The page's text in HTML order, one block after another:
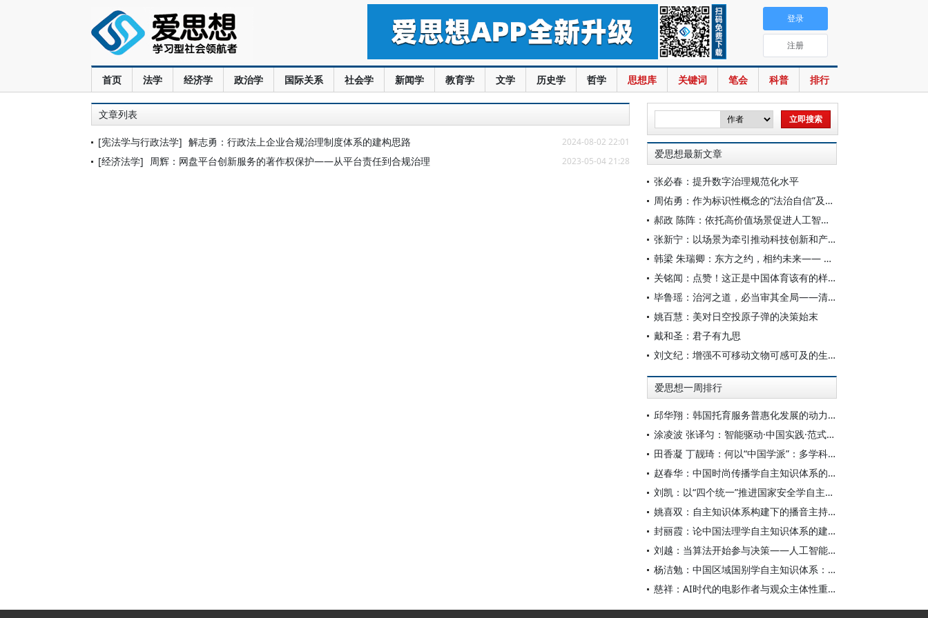
首页 法学 经济学 政治学 国际关系 社会学 新闻学 教育学 文学 历史学 哲学 思想库 关键词 笔会 科普 排行
登录
注册
文章列表
[宪法学与行政法学] 解志勇：行政法上企业合规治理制度体系的建构思路 2024-08-02 22:01
[经济法学] 周辉：网盘平台创新服务的著作权保护——从平台责任到合规治理 2023-05-04 21:28
爱思想最新文章
张必春：提升数字治理规范化水平
周佑勇：作为标识性概念的“法治自信”及其时代意蕴
郝政 陈阵：依托高价值场景促进人工智能高质量数据集建设
张新宁：以场景为牵引推动科技创新和产业创新深度融合
韩梁 朱瑞卿：东方之约，相约未来—— 中国元首外交的世界情怀与大国气派
关铭闻：点赞！这正是中国体育该有的样子
毕鲁瑶：治河之道，必当审其全局——清代靳辅的治水理念与实践
姚百慧：美对日空投原子弹的决策始末
戴和圣：君子有九思
刘文纪：增强不可移动文物可感可及的生命力
爱思想一周排行
邱华翔：韩国托育服务普惠化发展的动力机制、制度路径与政策效应
涂凌波 张译匀：智能驱动·中国实践·范式创新：“构建中国新闻传播学自主知识体系”专题研讨会综述
田香凝 丁靓琦：何以“中国学派”：多学科视野下中国特色新闻传播学建设的研究
赵春华：中国时尚传播学自主知识体系的内在逻辑与实践路径
刘凯：以“四个统一”推进国家安全学自主知识体系构建
姚喜双：自主知识体系构建下的播音主持高等专业教育研究
封丽霞：论中国法理学自主知识体系的建构
刘越：当算法开始参与决策——人工智能重塑全球治理的底层逻辑
杨洁勉：中国区域国别学自主知识体系：本原、借鉴和建构
慈祥：AI时代的电影作者与观众主体性重构